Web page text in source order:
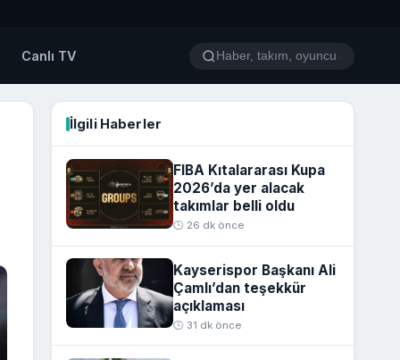
Canlı TV
İlgili Haberler
FIBA Kıtalararası Kupa
2026’da yer alacak
takımlar belli oldu
🕒 26 dk önce
Kayserispor Başkanı Ali
Çamlı’dan teşekkür
açıklaması
🕒 31 dk önce